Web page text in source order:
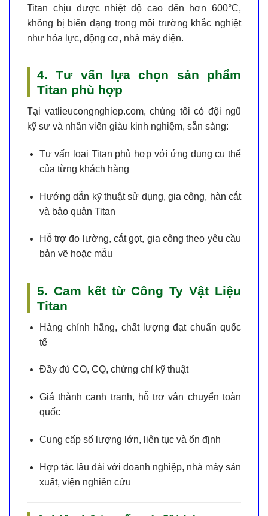
Titan chịu được nhiệt độ cao đến hơn 600°C,
không bị biến dạng trong môi trường khắc nghiệt
như hỏa lực, động cơ, nhà máy điện.
4. Tư vấn lựa chọn sản phẩm
Titan phù hợp
Tại vatlieucongnghiep.com, chúng tôi có đội ngũ
kỹ sư và nhân viên giàu kinh nghiệm, sẵn sàng:
Tư vấn loại Titan phù hợp với ứng dụng cụ thể
của từng khách hàng
Hướng dẫn kỹ thuật sử dụng, gia công, hàn cắt
và bảo quản Titan
Hỗ trợ đo lường, cắt gọt, gia công theo yêu cầu
bản vẽ hoặc mẫu
5. Cam kết từ Công Ty Vật Liệu
Titan
Hàng chính hãng, chất lượng đạt chuẩn quốc
tế
Đầy đủ CO, CQ, chứng chỉ kỹ thuật
Giá thành cạnh tranh, hỗ trợ vận chuyển toàn
quốc
Cung cấp số lượng lớn, liên tục và ổn định
Hợp tác lâu dài với doanh nghiệp, nhà máy sản
xuất, viện nghiên cứu